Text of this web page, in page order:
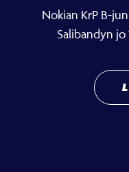
Nokian KrP B-
Salibandyn jo